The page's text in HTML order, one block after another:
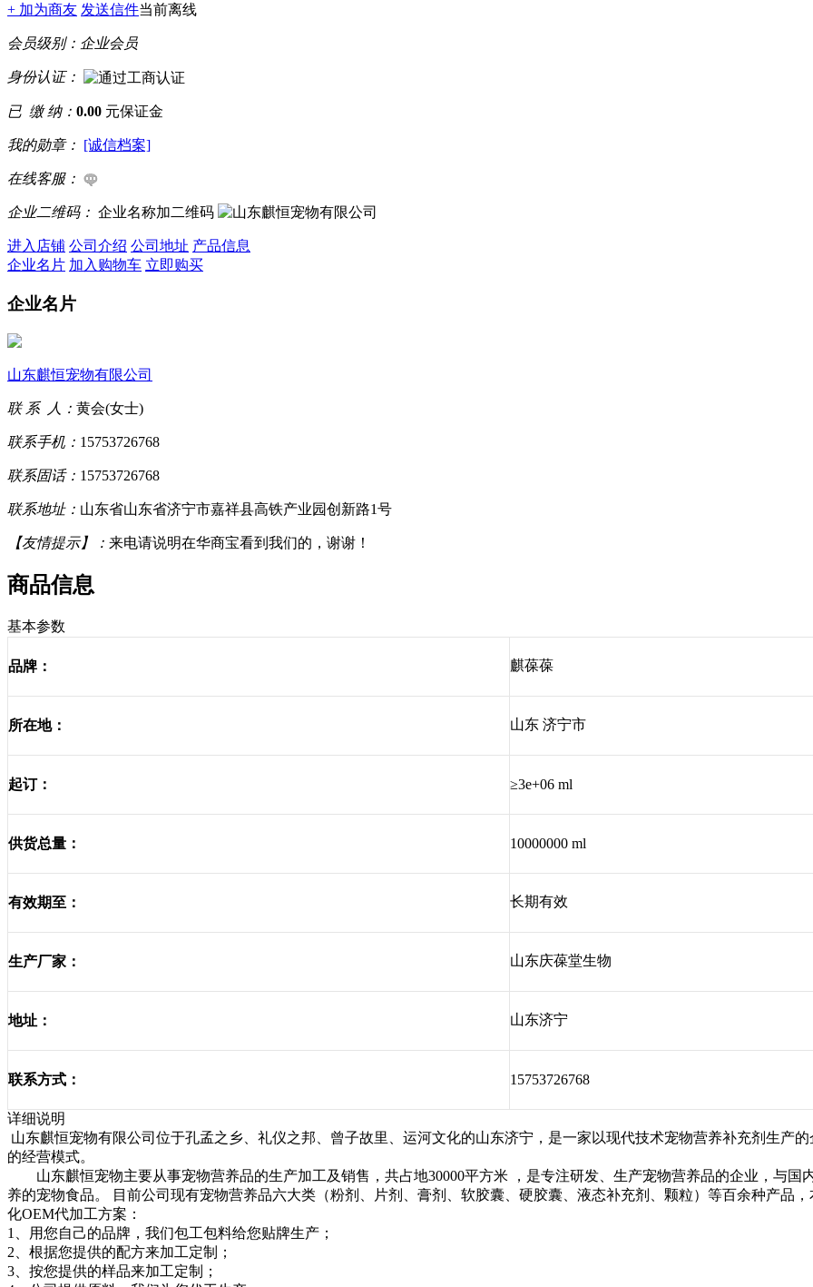
+ 加为商友 发送信件当前离线
会员级别： 企业会员
身份认证：
已 缴 纳： 0.00 元保证金
我的勋章： [诚信档案]
在线客服：
企业二维码： 企业名称加二维码
进入店铺 公司介绍 公司地址 产品信息
企业名片 加入购物车 立即购买
企业名片
山东麒恒宠物有限公司
联 系 人： 黄会(女士)
联系手机： 15753726768
联系固话： 15753726768
联系地址： 山东省山东省济宁市嘉祥县高铁产业园创新路1号
【友情提示】： 来电请说明在华商宝看到我们的，谢谢！
商品信息
基本参数
品牌： 麒葆葆
所在地： 山东 济宁市
起订： ≥3e+06 ml
供货总量： 10000000 ml
有效期至： 长期有效
生产厂家： 山东庆葆堂生物
地址： 山东济宁
联系方式： 15753726768
详细说明
山东麒恒宠物有限公司位于孔孟之乡、礼仪之邦、曾子故里、运河文化的山东济宁，是一家以现代技术宠物营养补充剂生产
的经营模式。
山东麒恒宠物主要从事宠物营养品的生产加工及销售，共占地30000平方米 ，是专注研发、生产宠物营养品的企业，与国
养的宠物食品。 目前公司现有宠物营养品六大类（粉剂、片剂、膏剂、软胶囊、硬胶囊、液态补充剂、颗粒）等百余种产品
化OEM代加工方案：
1、用您自己的品牌，我们包工包料给您贴牌生产；
2、根据您提供的配方来加工定制；
3、按您提供的样品来加工定制；